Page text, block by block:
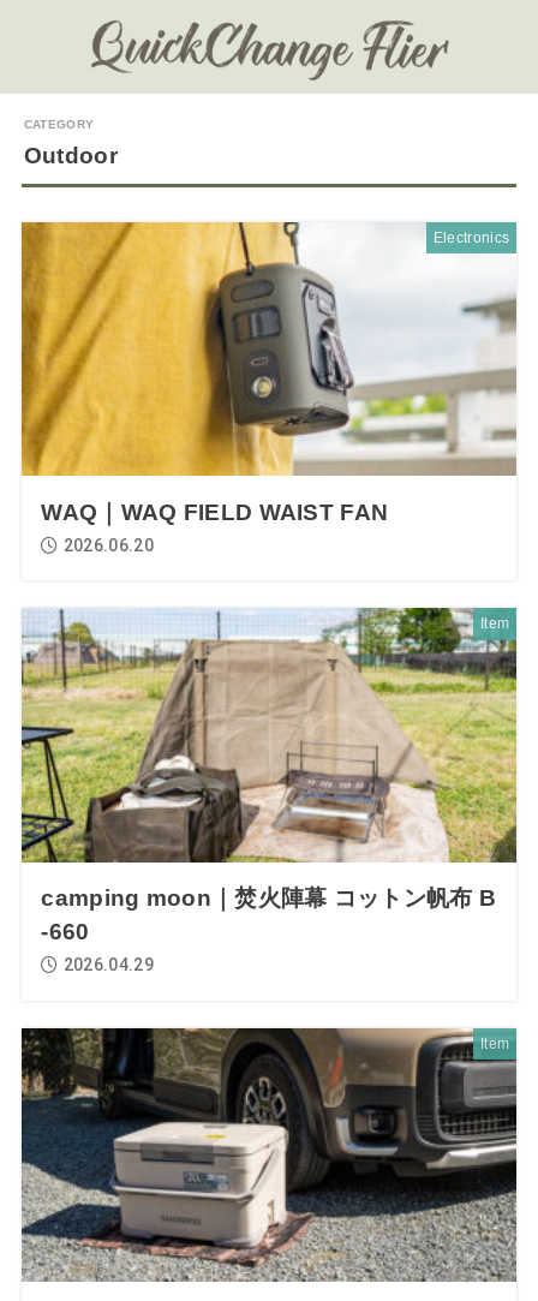
Outdoor
Electronics
WAQ｜WAQ FIELD WAIST FAN
2026.06.20
Item
camping moon｜焚火陣幕 コットン帆布 B
-660
2026.04.29
Item